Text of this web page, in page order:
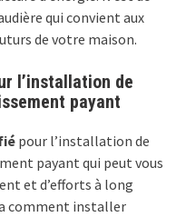
qui convient aux
de votre maison.
l’installation de
payant
pour l’installation de
payant qui peut vous
et d’efforts à long
comment installer